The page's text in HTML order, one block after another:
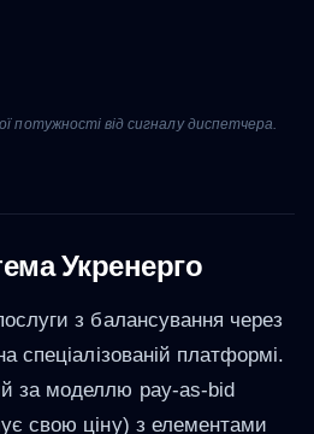
потужності від сигналу диспетчера.
Укренерго
з балансування через
спеціалізованій платформі.
за моделлю pay-as-bid
свою ціну) з елементами